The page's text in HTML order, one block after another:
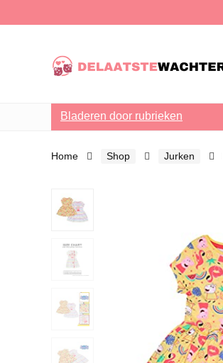
Bladeren door rubrieken
Home Shop Jurken